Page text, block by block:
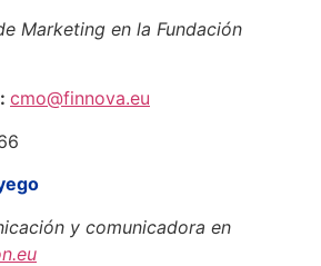
Marketing en la Fundación
cmo@finnova.eu
y comunicadora en